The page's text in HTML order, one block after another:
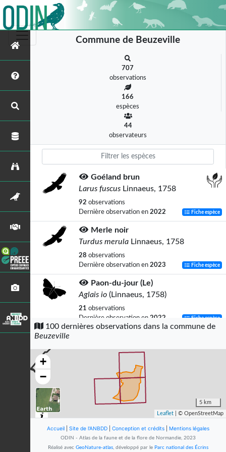
Commune de Beuzeville
707
observations
166
espèces
44
observateurs
Goéland brun
Larus fuscus Linnaeus, 1758
92 observations
Dernière observation en 2022 Fiche espèce
Merle noir
Turdus merula Linnaeus, 1758
28 observations
Dernière observation en 2023 Fiche espèce
Paon-du-jour (Le)
Aglais io (Linnaeus, 1758)
21 observations
Dernière observation en 2022 Fiche espèce
Passer domesticus(Linnaeus, 1758)
observations
Dernière observation en
Goéland argenté
Larus argentatusPontoppidan, 1763
Pinson des arbres
100 dernières observations dans la commune de
Beuzeville
+
−
5 km
Leaflet | © OpenStreetMap
Accueil Site de l'ANBDD Conception et crédits Mentions légales
ODIN - Atlas de la faune et de la flore de Normandie, 2023
Réalisé avec GeoNature-atlas, développé par le Parc national des Écrins